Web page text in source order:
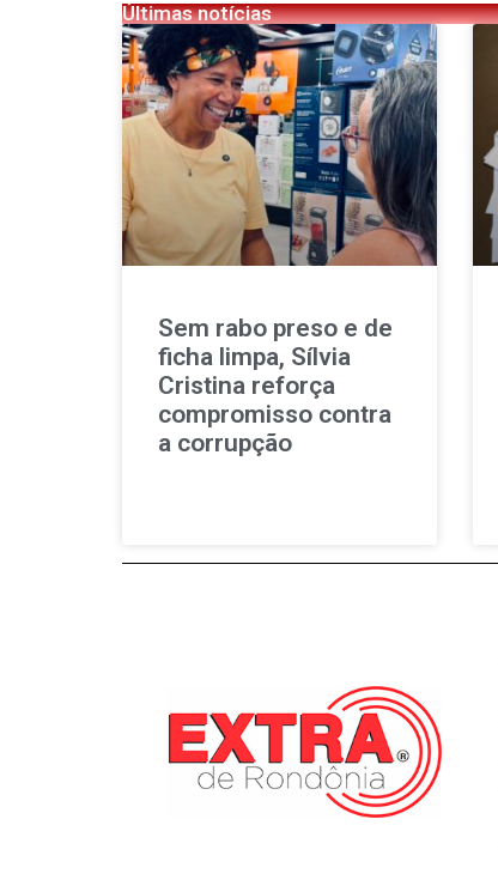
Últimas notícias
Sem rabo preso e de
ficha limpa, Sílvia
Cristina reforça
compromisso contra
a corrupção